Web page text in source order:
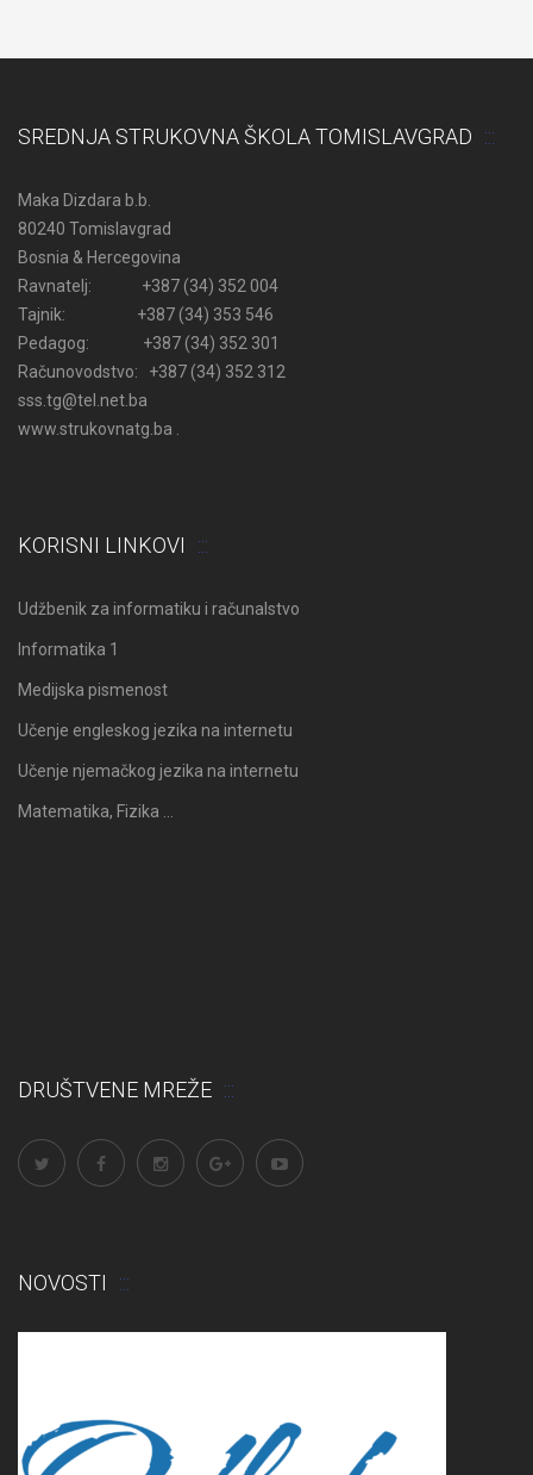
SREDNJA STRUKOVNA ŠKOLA TOMISLAVGRAD
Maka Dizdara b.b.
80240 Tomislavgrad
Bosnia & Hercegovina
Ravnatelj: +387 (34) 352 004
Tajnik: +387 (34) 353 546
Pedagog: +387 (34) 352 301
Računovodstvo: +387 (34) 352 312
sss.tg@tel.net.ba
www.strukovnatg.ba .
KORISNI LINKOVI
Udžbenik za informatiku i računalstvo
Informatika 1
Medijska pismenost
Učenje engleskog jezika na internetu
Učenje njemačkog jezika na internetu
Matematika, Fizika …
DRUŠTVENE MREŽE
NOVOSTI